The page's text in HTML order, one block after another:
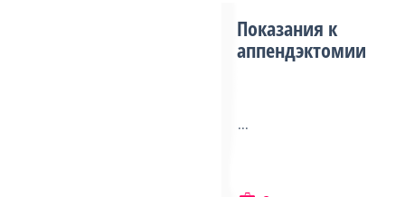
Показания к
аппендэктомии
...